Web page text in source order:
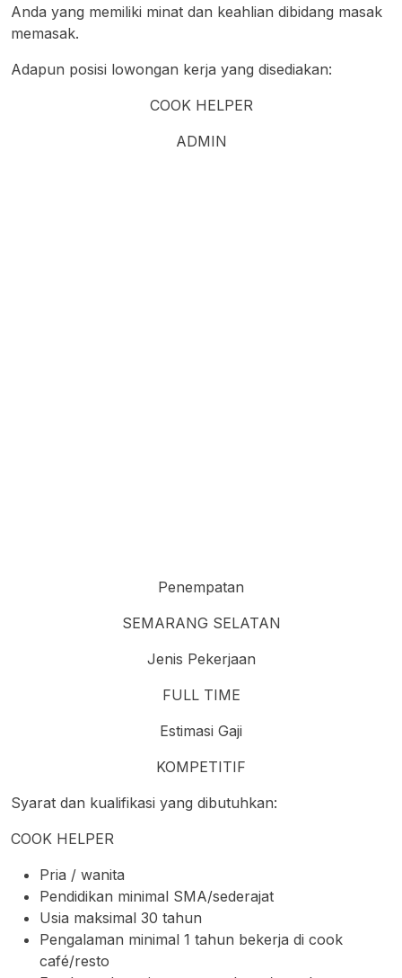
Anda yang memiliki minat dan keahlian dibidang masak
memasak.
Adapun posisi lowongan kerja yang disediakan:
COOK HELPER
ADMIN
Penempatan
SEMARANG SELATAN
Jenis Pekerjaan
FULL TIME
Estimasi Gaji
KOMPETITIF
Syarat dan kualifikasi yang dibutuhkan:
COOK HELPER
Pria / wanita
Pendidikan minimal SMA/sederajat
Usia maksimal 30 tahun
Pengalaman minimal 1 tahun bekerja di cook
café/resto